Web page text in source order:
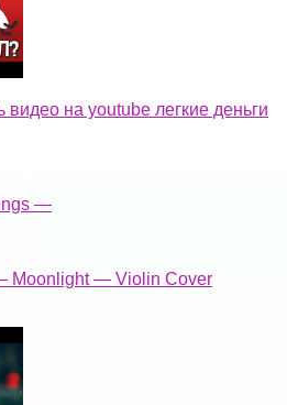
видео на youtube легкие деньги
—
Moonlight — Violin Cover